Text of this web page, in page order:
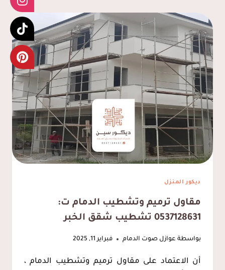
ت:
0537128631
اشكال
مظلات
منازل
الدمام
ديكور المنزل
مقاول ترميم وتشطيب الدمام ت:
0537128631 تشطيب شقق الخبر
بواسطة عوازل صوت الدمام فبراير 11, 2025
أن الاعتماد على مقاول ترميم وتشطيب الدمام ،